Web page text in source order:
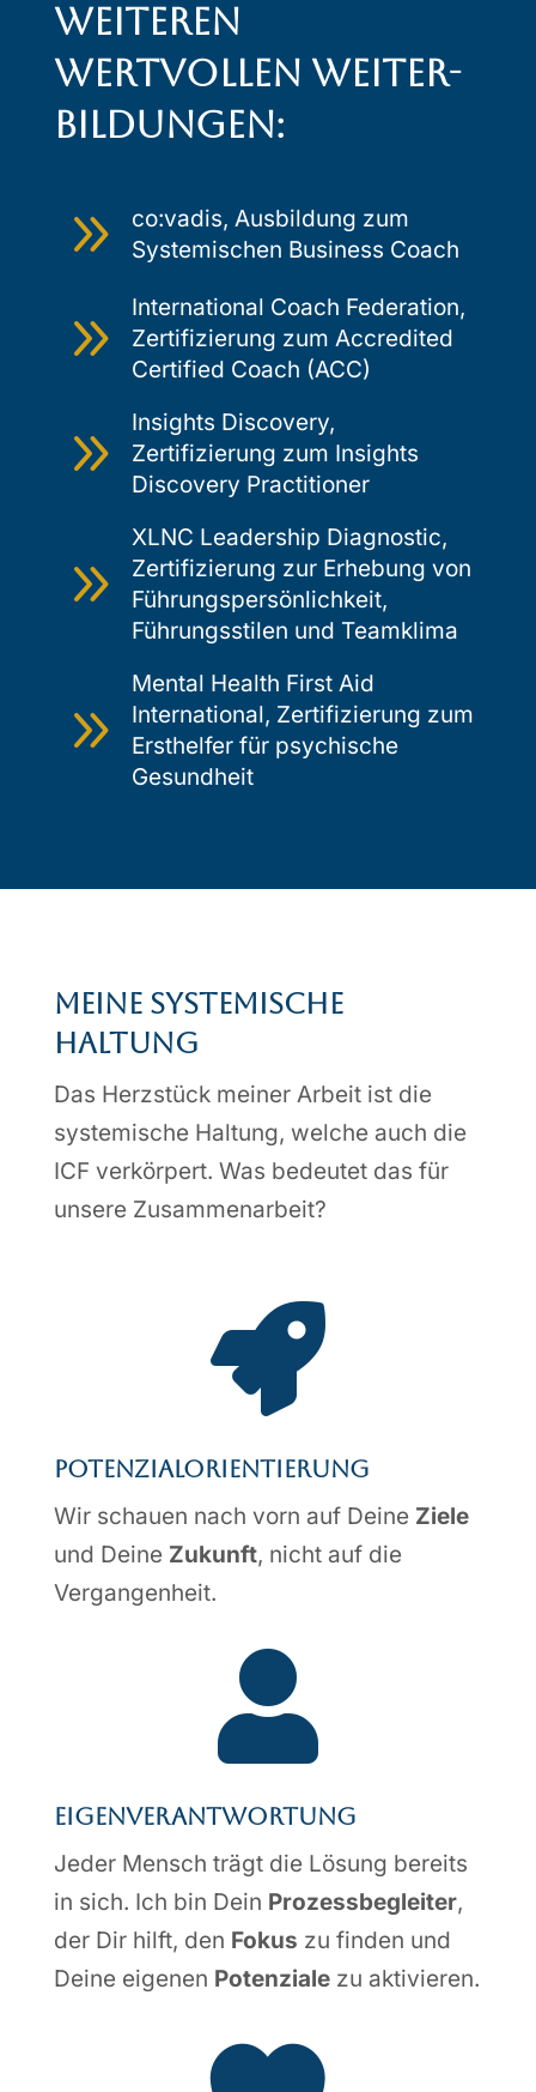
weiteren
wertvollen Weiter­
bildungen:
9
co:vadis, Ausbildung zum
Systemischen Business Coach
9
International Coach Federation,
Zertifizierung zum Accredited
Certified Coach (ACC)
9
Insights Discovery,
Zertifizierung zum Insights
Discovery Practitioner
9
XLNC Leadership Diagnostic,
Zertifizierung zur Erhebung von
Führungspersönlichkeit,
Führungsstilen und Teamklima
9
Mental Health First Aid
International, Zertifizierung zum
Ersthelfer für psychische
Gesundheit
Meine systemische
Haltung
Das Herzstück meiner Arbeit ist die
systemische Haltung, welche auch die
ICF verkörpert. Was bedeutet das für
unsere Zusammenarbeit?

Potenzial­orien­tierung
Wir schauen nach vorn auf Deine Ziele
und Deine Zukunft, nicht auf die
Vergangenheit.

Eigen­­ver­ant­­wor­­tung
Jeder Mensch trägt die Lösung bereits
in sich. Ich bin Dein Prozessbegleiter,
der Dir hilft, den Fokus zu finden und
Deine eigenen Potenzialezu aktivieren.